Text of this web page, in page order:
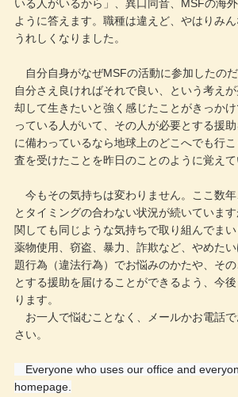
いる人がいるから」、異口同音、MSFの海
ように答えます。職種は違えど、やはりみ
うれしくなりました。
自分自身がなぜMSFの活動に参加したのだ
自分さえ良ければそれで良い、という考え
却して生きたいと強く感じたことがきっか
っている人がいて、その人が必要とする援
に備わっているなら地球上のどこへでも行
査を受けたことを昨日のことのように覚えて
今もその気持ちは変わりません。ここ数
とタイミングの合わない状況が続いていま
関しても同じような気持ちで取り組んでまい
薬物使用、窃盗、暴力、詐欺など、やめた
題行為（違法行為）でお悩みのかたや、そ
とする援助を届けることができるよう、今
ります。
お一人で悩むことなく、メールかお電話
さい。
Everyone who uses our office and
homepage.